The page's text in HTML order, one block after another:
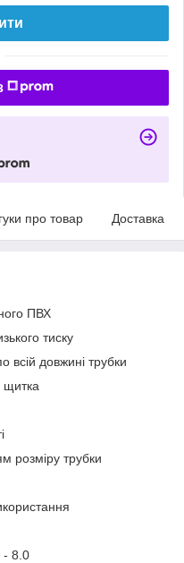
про товар Доставка
ПВХ
тиску
всій довжині трубки
щитка
розміру трубки
- 8.0